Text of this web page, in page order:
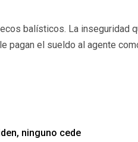
balísticos. La
pagan el sueldo al agente
ninguno cede